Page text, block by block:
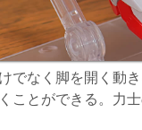
でなく脚を開く動
ことができる。力